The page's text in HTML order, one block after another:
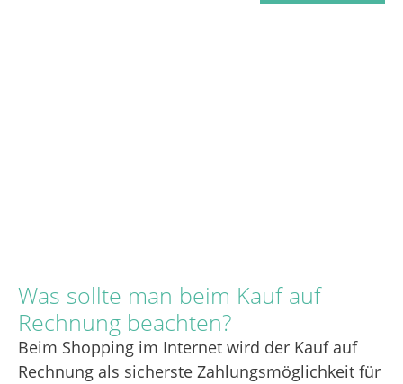
Was sollte man beim Kauf auf
Rechnung beachten?
Beim Shopping im Internet wird der Kauf auf
Rechnung als sicherste Zahlungsmöglichkeit für